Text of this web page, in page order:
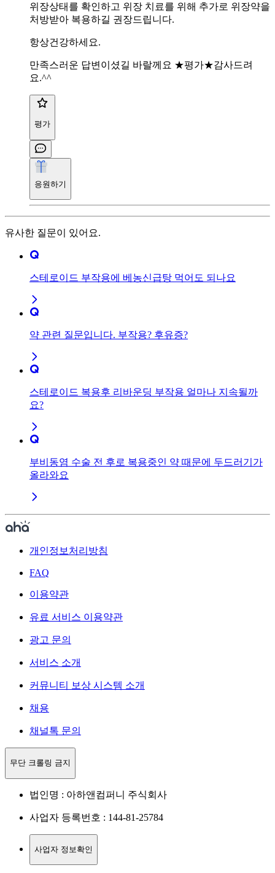
위장상태를 확인하고 위장 치료를 위해 추가로 위장약을
처방받아 복용하길 권장드립니다.
항상건강하세요.
만족스러운 답변이셨길 바랄께요 ★평가★감사드려
요.^^
평가
응원하기
유사한 질문이 있어요.
스테로이드 부작용에 베농신급탕 먹어도 되나요
약 관련 질문입니다. 부작용? 후유증?
스테로이드 복용후 리바운딩 부작용 얼마나 지속될까
요?
부비동염 수술 전 후로 복용중인 약 때문에 두드러기가
올라와요
개인정보처리방침
FAQ
이용약관
유료 서비스 이용약관
광고 문의
서비스 소개
커뮤니티 보상 시스템 소개
채용
채널톡 문의
무단 크롤링 금지
법인명 : 아하앤컴퍼니 주식회사
사업자 등록번호 : 144-81-25784
사업자 정보확인